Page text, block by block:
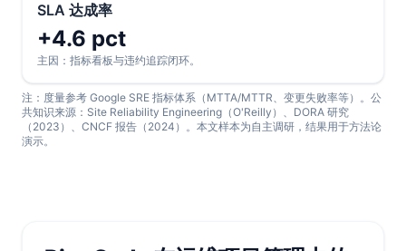
SLA 达成率
+4.6 pct
主因：指标看板与违约追踪闭环。
注：度量参考 Google SRE 指标体系（MTTA/MTTR、变更失败率等）。公
共知识来源：Site Reliability Engineering（O'Reilly）、DORA 研究
（2023）、CNCF 报告（2024）。本文样本为自主调研，结果用于方法论
演示。